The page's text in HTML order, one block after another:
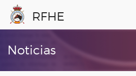
RFHE
Noticias